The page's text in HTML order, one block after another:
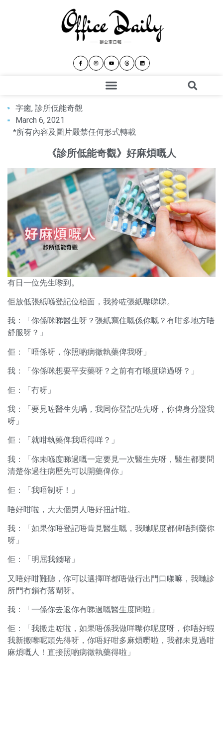
字癒, 診所低能奇觀
March 6, 2021
*所有內容及圖片嚴禁任何形式轉載
《診所低能奇觀》好麻煩嘅人
有日一位先生嚟到。
佢放低張紙喺登記位枱面，我拎咗張紙嚟睇睇。
我：「你係咪睇醫生呀？張紙寫住嘅係你嘅？有咁多地方唔
舒服呀？」
佢：「唔係呀，你照啲病徵執藥俾我呀」
我：「你係咪想要平安藥呀？之前有冇喺度睇過呀？」
佢：「冇呀」
我：「要見咗醫生先喎，我同你登記咗先呀，你俾身分證我
呀」
佢：「就咁執藥俾我唔得咩？」
我：「你未喺度睇過嘅一定要見一次醫生先呀，醫生都要問
清楚你過往病歷先可以開藥俾你」
佢：「我唔制呀！」
唔好咁啦，大大個男人唔好扭計啦。
我：「如果你唔登記唔肯見醫生嘅，我哋呢度都俾唔到藥你
呀」
佢：「明屈我錢啫」
又唔好咁難聽，你可以選擇咩都唔做行出門口㗎嘛，我哋診
所門冇鎖冇落閘呀。
我：「一係你去返你有睇過嘅醫生度問啦」
佢：「我搬走咗啦，如果唔係我做咩嚟你呢度呀，你唔好蝦
我新搬嚟呢頭先得呀，你唔好咁多麻煩嘢啦，我都未見過咁
麻煩嘅人！直接照啲病徵執藥得啦」